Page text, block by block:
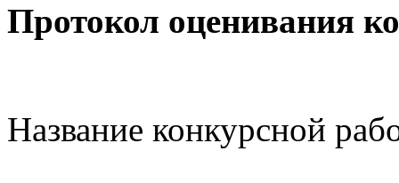
Протокол оценивания
Название конкурсной